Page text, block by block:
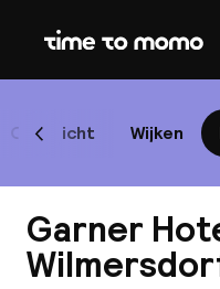
Home
Overzicht Wijken
Scroll naar links
Garner